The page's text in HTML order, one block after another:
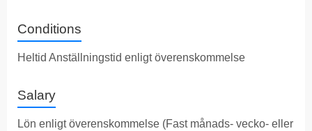
Conditions
Heltid Anställningstid enligt överenskommelse
Salary
Lön enligt överenskommelse (Fast månads- vecko- eller